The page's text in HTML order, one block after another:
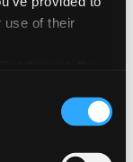
use of their
molto
sulla carta.